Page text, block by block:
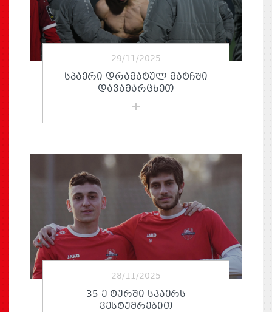
29/11/2025
ᲡᲞᲐᲔᲠᲘ ᲓᲠᲐᲛᲐᲢᲣᲚ ᲛᲐᲢᲩᲨᲘ
ᲓᲐᲕᲐᲛᲐᲠᲪᲮᲔᲗ
28/11/2025
35-Ე ᲢᲣᲠᲨᲘ ᲡᲞᲐᲔᲠᲡ
ᲕᲔᲡᲢᲣᲛᲠᲔᲑᲘᲗ